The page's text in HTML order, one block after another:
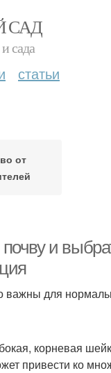
САД
сада
статьи
от
и
для
корневая
привести ко